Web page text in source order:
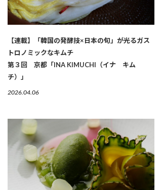
【連載】「韓国の発酵技×日本の旬」が光るガス
トロノミックなキムチ
第３回 京都「INA KIMUCHI（イナ キム
チ）」
2026.04.06